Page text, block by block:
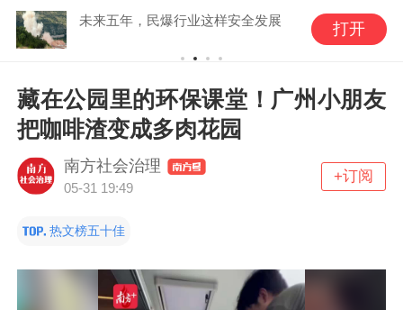
未来五年，民爆行业这样安全发展 打开
藏在公园里的环保课堂！广州小朋友
把咖啡渣变成多肉花园
南方社会治理
05-31 19:49
+订阅
热文榜五十佳